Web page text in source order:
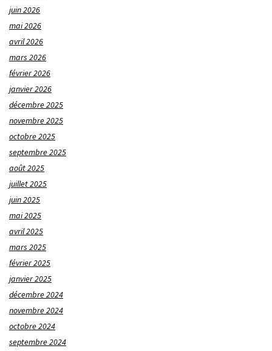
juin 2026
mai 2026
avril 2026
mars 2026
février 2026
janvier 2026
décembre 2025
novembre 2025
octobre 2025
septembre 2025
août 2025
juillet 2025
juin 2025
mai 2025
avril 2025
mars 2025
février 2025
janvier 2025
décembre 2024
novembre 2024
octobre 2024
septembre 2024